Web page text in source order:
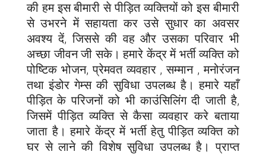
की हम इस बीमारी से पीड़ित व्यक्तियों को इस बीमारी
से उभरने में सहायता कर उसे सुधार का अवसर
अवश्य दें, जिससे की वह और उसका परिवार भी
अच्छा जीवन जी सके। हमारे केंद्र में भर्ती व्यक्ति को
पोष्टिक भोजन, प्रेमवत व्यवहार , सम्मान , मनोरंजन
तथा इंडोर गेम्स की सुविधा उपलब्ध है। हमारे यहाँ
पीड़ित के परिजनों को भी काउंसिलिंग दी जाती है,
जिसमें पीड़ित व्यक्ति से कैसा व्यवहार करे बताया
जाता है। हमारे केंद्र में भर्ती हेतु पीड़ित व्यक्ति को
घर से लाने की विशेष सुविधा उपलब्ध है। प्राप्त